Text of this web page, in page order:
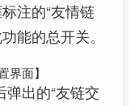
注的“友情链
能的总开关。
界面】
弹出的“友链交